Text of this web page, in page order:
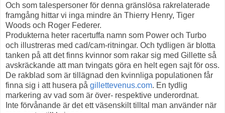
Och som talespersoner för denna gränslösa rakrelaterade
framgång hittar vi inga mindre än Thierry Henry, Tiger
Woods och Roger Federer.
Produkterna heter racertuffa namn som Power och Turbo
och illustreras med cad/cam-ritningar. Och tydligen är blotta
tanken på att det finns kvinnor som rakar sig med Gillette så
avskräckande att man tvingats göra en helt egen sajt för oss.
De rakblad som är tillägnad den kvinnliga populationen får
finna sig i att husera på gillettevenus.com. En tydlig
markering av vad som är över- respektive underordnat.
Inte förvånande är det ett väsenskilt tilltal man använder när